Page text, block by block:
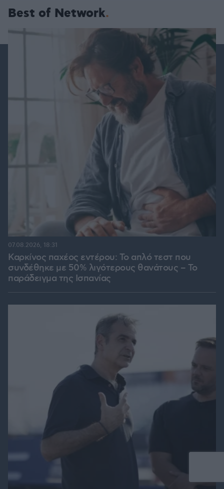
Best of Network
Καρκίνος παχέος εντέρου: Το απλό τεστ που
συνδέθηκε με 50% λιγότερους θανάτους – Το
παράδειγμα της Ισπανίας
07.08.2026, 18:31